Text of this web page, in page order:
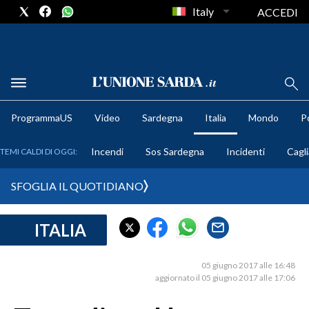
METEO
CRONACA SARDEGNA
Italy ACCEDI
ProgrammaUS Video Sardegna Italia Mondo
TEMI CALDI DI OGGI: Incendi Sos Sardegna Incidenti
SFOGLIA IL QUOTIDIANO
ITALIA
05 giugno 2017 alle 16:48
aggiornato il 05 giugno 2017 alle 17:06